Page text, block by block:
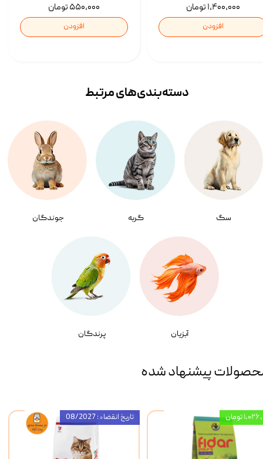
۵۵۰,۰۰۰ تومان
افزودن
۱,۴۰۰,۰۰۰ تومان
افزودن
سگ گربه جوندگان
آبزیان پرندگان
دسته‌بندی‌‌های مرتبط
پیشنهاد شده
تاریخ انقضاء : 08/2027 تومان